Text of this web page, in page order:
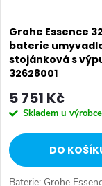
Grohe Essence
baterie
stojánková s
32628001
5 751 Kč
Skladem u výrobce
DO
Baterie: Grohe